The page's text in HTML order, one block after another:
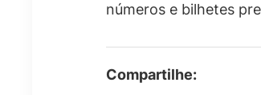
números e bilhetes
Compartilhe: